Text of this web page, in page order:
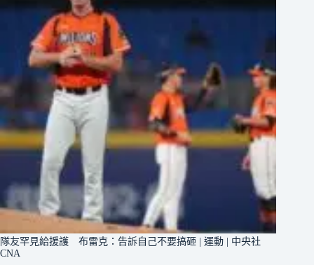
隊友罕見給援護 布雷克：告訴自己不要搞砸 | 運動 | 中央社
CNA